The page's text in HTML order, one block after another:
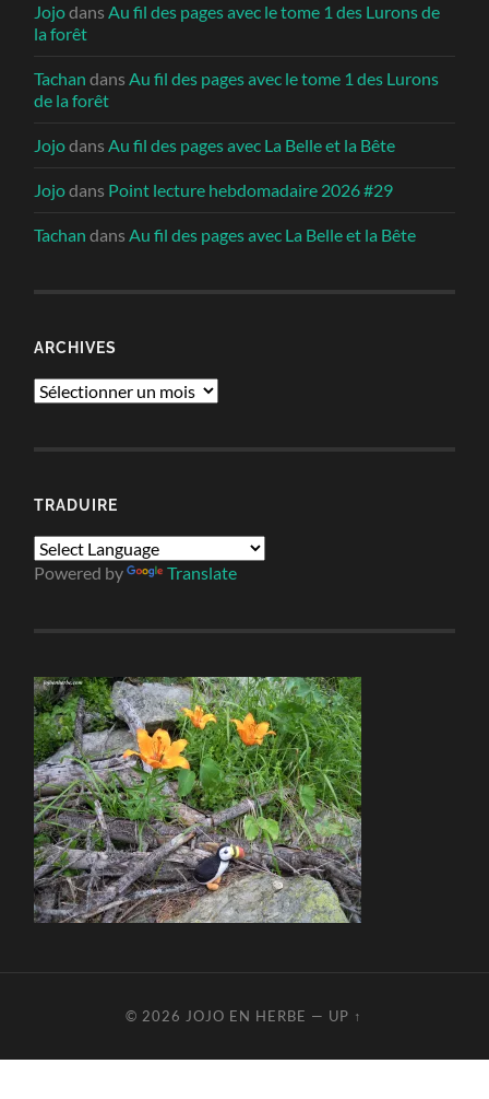
JojodansAu fil des pages avec le tome 1 des Lurons de
la forêt
Tachan dansAu fil des pages avec le tome 1 des Lurons
de la forêt
JojodansAu fil des pages avec La Belle et la Bête
Jojodans Point lecture hebdomadaire 2026 #29
Tachan dansAu fil des pages avec La Belle et la Bête
ARCHIVES
Archives
TRADUIRE
Powered by Translate
© 2026 JOJO EN HERBE — UP ↑